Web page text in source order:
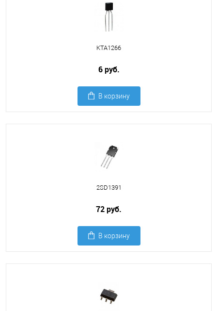
KTA1266
6 руб.
В корзину
2SD1391
72 руб.
В корзину